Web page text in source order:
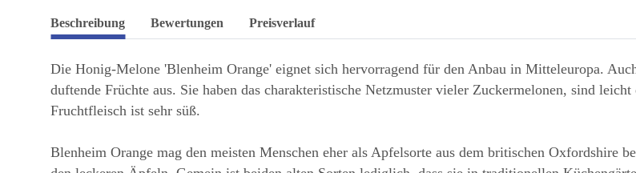
Beschreibung Bewertungen Preisverlauf
Die Honig-Melone 'Blenheim Orange' eignet sich hervorragend für den Anbau in Mitteleuropa.
duftende Früchte aus. Sie haben das charakteristische Netzmuster vieler Zuckermelonen, sind
Fruchtfleisch ist sehr süß.
Blenheim Orange mag den meisten Menschen eher als Apfelsorte aus dem britischen Oxfordshire